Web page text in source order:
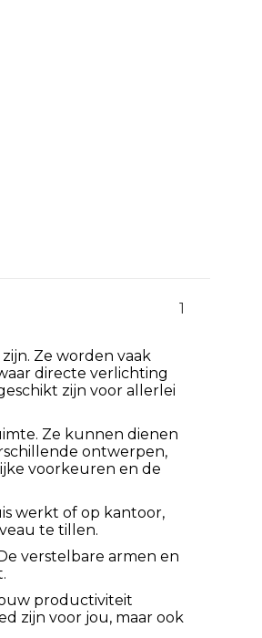
1
Ze worden vaak
directe verlichting
zijn voor allerlei
Ze kunnen dienen
ontwerpen,
voorkeuren en de
werkt of op kantoor,
te tillen.
verstelbare armen en
productiviteit
zijn voor jou, maar ook